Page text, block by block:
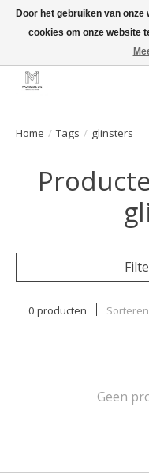
GRATIS verzending vanaf €50
Home / Tags / glinsters
0 producten
Geen
Door het gebruiken van
cookies om onze website